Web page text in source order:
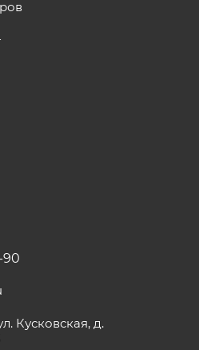
90
Кусковская, д.